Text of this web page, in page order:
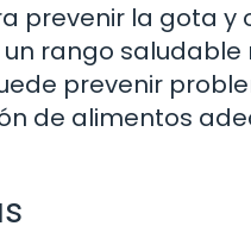
prevenir la gota y
rango saludable
prevenir
de alimentos